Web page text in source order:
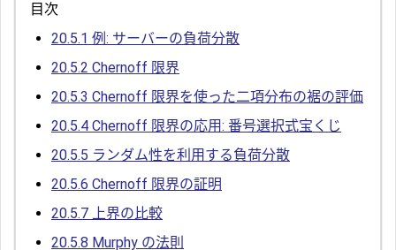
目次
20.5.1 例: サーバーの負荷分散
20.5.2 Chernoff 限界
20.5.3 Chernoff 限界を使った二項分布の裾の評価
20.5.4 Chernoff 限界の応用: 番号選択式宝くじ
20.5.5 ランダム性を利用する負荷分散
20.5.6 Chernoff 限界の証明
20.5.7 上界の比較
20.5.8 Murphy の法則